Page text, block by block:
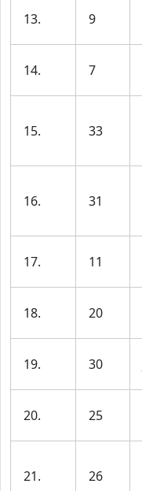
13. 9
14. 7
15. 33
16. 31
17. 11
18. 20
19. 30
20. 25
21. 26